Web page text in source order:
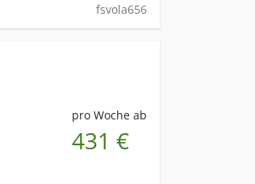
fsvola656
pro Woche ab
431 €